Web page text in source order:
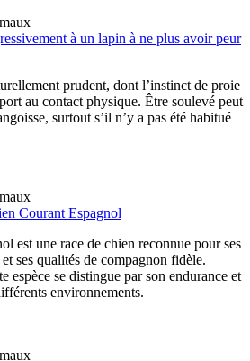
à un lapin à ne plus avoir peur
prudent, dont l’instinct de proie
au contact physique. Être soulevé peut
surtout s’il n’y a pas été habitué
Courant Espagnol
est une race de chien reconnue pour ses
ses qualités de compagnon fidèle.
espèce se distingue par son endurance et
environnements.